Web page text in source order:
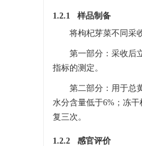
1.2.1 样品制备
将枸杞芽菜不同采
第一部分：采收后
指标的测定。
第二部分：用于总
水分含量低于6%；冻
复三次。
1.2.2 感官评价